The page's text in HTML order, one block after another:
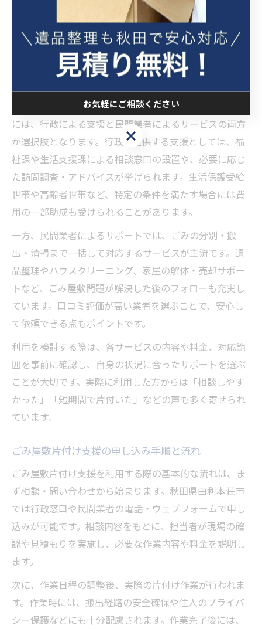
れます。これにより、依頼者が安心して相談できる環境
が整えられているのが、地域支援サービスの大きな強み
です。
秋田県由利本荘市でごみ屋敷の片付け支援を利用する際
には、行政による支援と民間業者によるサービスの両方
が選択肢となります。行政が提供する支援としては、福
祉課や生活支援課による相談窓口の設置や、必要に応じ
た訪問調査・アドバイスが挙げられます。生活保護受給
世帯や高齢者世帯など、特定の条件を満たす場合には費
用の一部助成も受けられることがあります。
一方、民間業者によるサポートでは、ごみの分別・搬
出・清掃まで一括して対応するサービスが主流です。遺
品整理やハウスクリーニング、家屋の解体・売却サポー
トなど、ごみ屋敷問題が解決した後のフォローも充実し
ています。口コミ評価が高い業者を選ぶことで、安心し
て依頼できる点もポイントです。
利用を検討する際は、各サービスの内容や料金、対応範
囲を事前に確認し、自身の状況に合ったサポートを選ぶ
ことが大切です。実際に利用した方からは「相談しやす
かった」「短期間で片付いた」などの声も多く寄せられ
ています。
ごみ屋敷片付け支援の申し込み手順と流れ
ごみ屋敷片付け支援を利用する際の基本的な流れは、ま
ず相談・問い合わせから始まります。秋田県由利本荘市
では行政窓口や民間業者の電話・ウェブフォームで申し
込みが可能です。相談内容をもとに、担当者が現場の確
認や見積もりを実施し、必要な作業内容や料金を説明し
ます。
次に、作業日程の調整後、実際の片付け作業が行われま
す。作業時には、搬出経路の安全確保や住人のプライバ
シー保護などにも十分配慮されます。作業完了後には、
お気軽にご相談ください
お気軽にご相談ください